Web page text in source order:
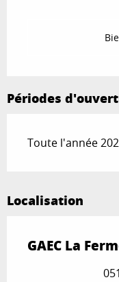
Périodes
Toute l'année
Localisation
GAEC La